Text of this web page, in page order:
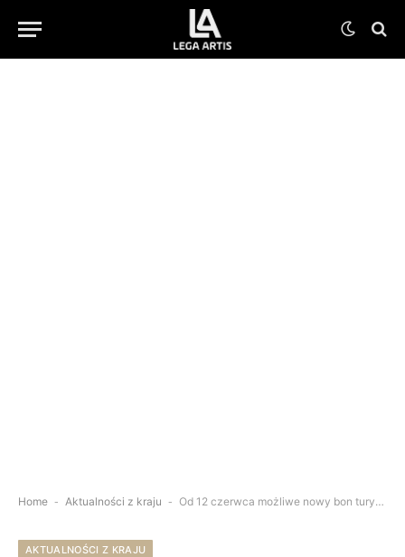
Home - Aktualności z kraju - Od 12 czerwca możliwe nowy bon turystyczny. Jak otrzymać darmowe pieniądze na wakacje
AKTUALNOŚCI Z KRAJU